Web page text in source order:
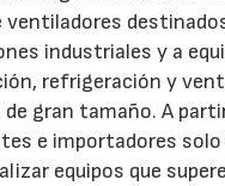
ventiladores
industriales y a
refrigeración y
gran tamaño. A
e importadores solo
equipos que